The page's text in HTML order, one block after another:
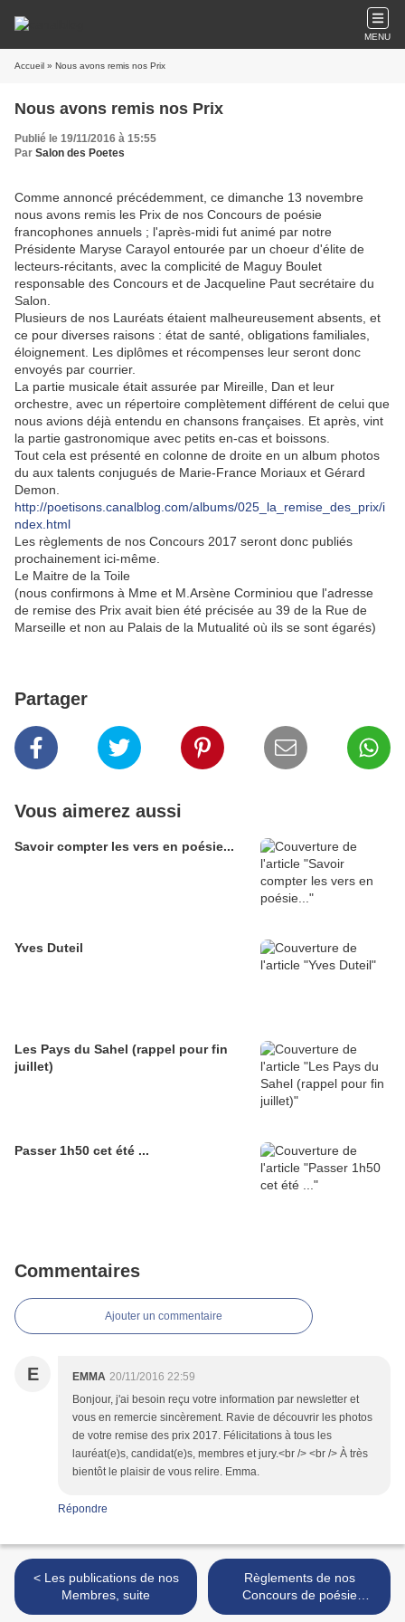
MENU
Accueil » Nous avons remis nos Prix
Nous avons remis nos Prix
Publié le 19/11/2016 à 15:55
Par Salon des Poetes
Comme annoncé précédemment, ce dimanche 13 novembre
nous avons remis les Prix de nos Concours de poésie
francophones annuels ; l'après-midi fut animé par notre
Présidente Maryse Carayol entourée par un choeur d'élite de
lecteurs-récitants, avec la complicité de Maguy Boulet
responsable des Concours et de Jacqueline Paut secrétaire du
Salon.
Plusieurs de nos Lauréats étaient malheureusement absents, et
ce pour diverses raisons : état de santé, obligations familiales,
éloignement. Les diplômes et récompenses leur seront donc
envoyés par courrier.
La partie musicale était assurée par Mireille, Dan et leur
orchestre, avec un répertoire complètement différent de celui que
nous avions déjà entendu en chansons françaises. Et après, vint
la partie gastronomique avec petits en-cas et boissons.
Tout cela est présenté en colonne de droite en un album photos
du aux talents conjugués de Marie-France Moriaux et Gérard
Demon.
http://poetisons.canalblog.com/albums/025_la_remise_des_prix/i
ndex.html
Les règlements de nos Concours 2017 seront donc publiés
prochainement ici-même.
Le Maitre de la Toile
(nous confirmons à Mme et M.Arsène Corminiou que l'adresse
de remise des Prix avait bien été précisée au 39 de la Rue de
Marseille et non au Palais de la Mutualité où ils se sont égarés)
Partager
Vous aimerez aussi
Savoir compter les vers en poésie...
Yves Duteil
Les Pays du Sahel (rappel pour fin
juillet)
Passer 1h50 cet été ...
Commentaires
Ajouter un commentaire
E EMMA 20/11/2016 22:59
Bonjour, j'ai besoin reçu votre information par newsletter et
vous en remercie sincèrement. Ravie de découvrir les photos
de votre remise des prix 2017. Félicitations à tous les
lauréat(e)s, candidat(e)s, membres et jury.<br /> <br /> À très
bientôt le plaisir de vous relire. Emma.
Répondre
< Les publications de nos
Membres, suite
Règlements de nos
Concours de poésie
francophone pour 2017 >